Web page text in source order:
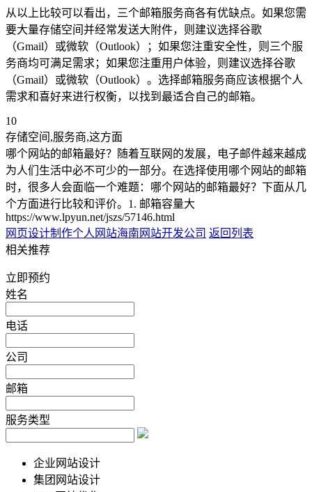
从以上比较可以看出，三个邮箱服务商各有优缺点。如果您需
要大量存储空间并经常发送大附件，则建议选择谷歌
（Gmail）或微软（Outlook）；如果您注重安全性，则三个服
务商均可满足需求；如果您注重用户体验，则建议选择谷歌
（Gmail）或微软（Outlook）。选择邮箱服务商应该根据个人
需求和喜好来进行权衡，以找到最适合自己的邮箱。
10
存储空间,服务商,这方面
哪个网站的邮箱最好？随着互联网的发展，电子邮件越来越成
为人们生活中必不可少的一部分。在选择使用哪个网站的邮箱
时，很多人会面临一个难题：哪个网站的邮箱最好？下面从几
个方面进行比较和评价。1. 邮箱容量大
https://www.lpyun.net/jszs/57146.html
网页设计制作个人网站海南网站开发公司 返回列表
相关推荐
立即预约
姓名
电话
公司
邮箱
服务类型
企业网站设计
集团网站设计